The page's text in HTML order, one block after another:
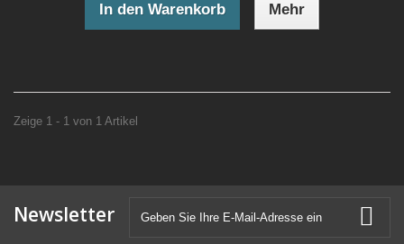
In den Warenkorb Mehr
Zeige 1 - 1 von 1 Artikel
Newsletter